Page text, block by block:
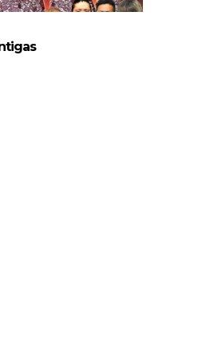
E ATAQUE
LA Knight confronta